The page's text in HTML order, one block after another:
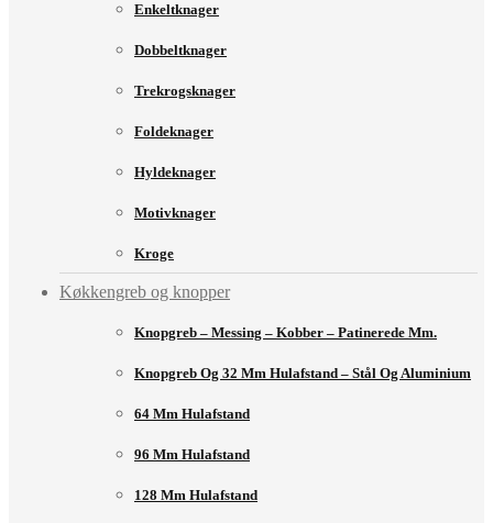
Enkeltknager
Dobbeltknager
Trekrogsknager
Foldeknager
Hyldeknager
Motivknager
Kroge
Køkkengreb og knopper
Knopgreb – Messing – Kobber – Patinerede Mm.
Knopgreb Og 32 Mm Hulafstand – Stål Og Aluminium
64 Mm Hulafstand
96 Mm Hulafstand
128 Mm Hulafstand